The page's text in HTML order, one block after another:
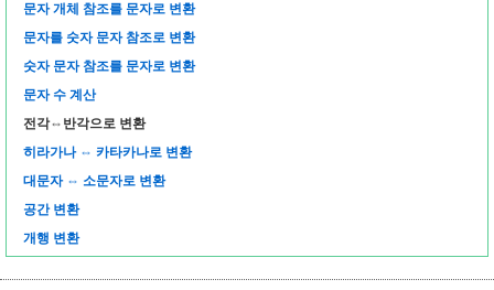
문자 개체 참조를 문자로 변환
문자를 숫자 문자 참조로 변환
숫자 문자 참조를 문자로 변환
문자 수 계산
전각⇔반각으로 변환
히라가나 ⇔ 카타카나로 변환
대문자 ⇔ 소문자로 변환
공간 변환
개행 변환